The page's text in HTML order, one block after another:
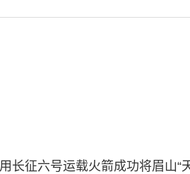
征六号运载火箭成功将眉山“